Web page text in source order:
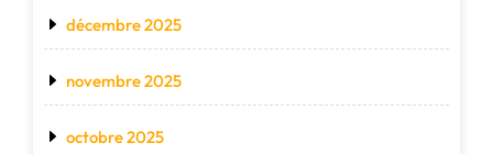
décembre 2025
novembre 2025
octobre 2025